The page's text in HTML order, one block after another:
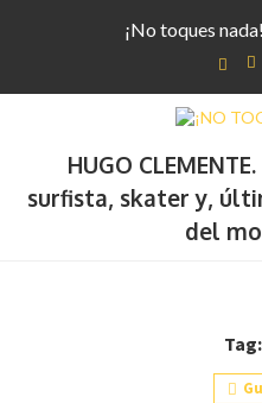
¡No toques
HUGO
surfista, skater y,
del
Tag: